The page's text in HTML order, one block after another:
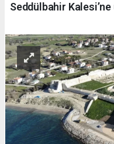
Seddülbahir